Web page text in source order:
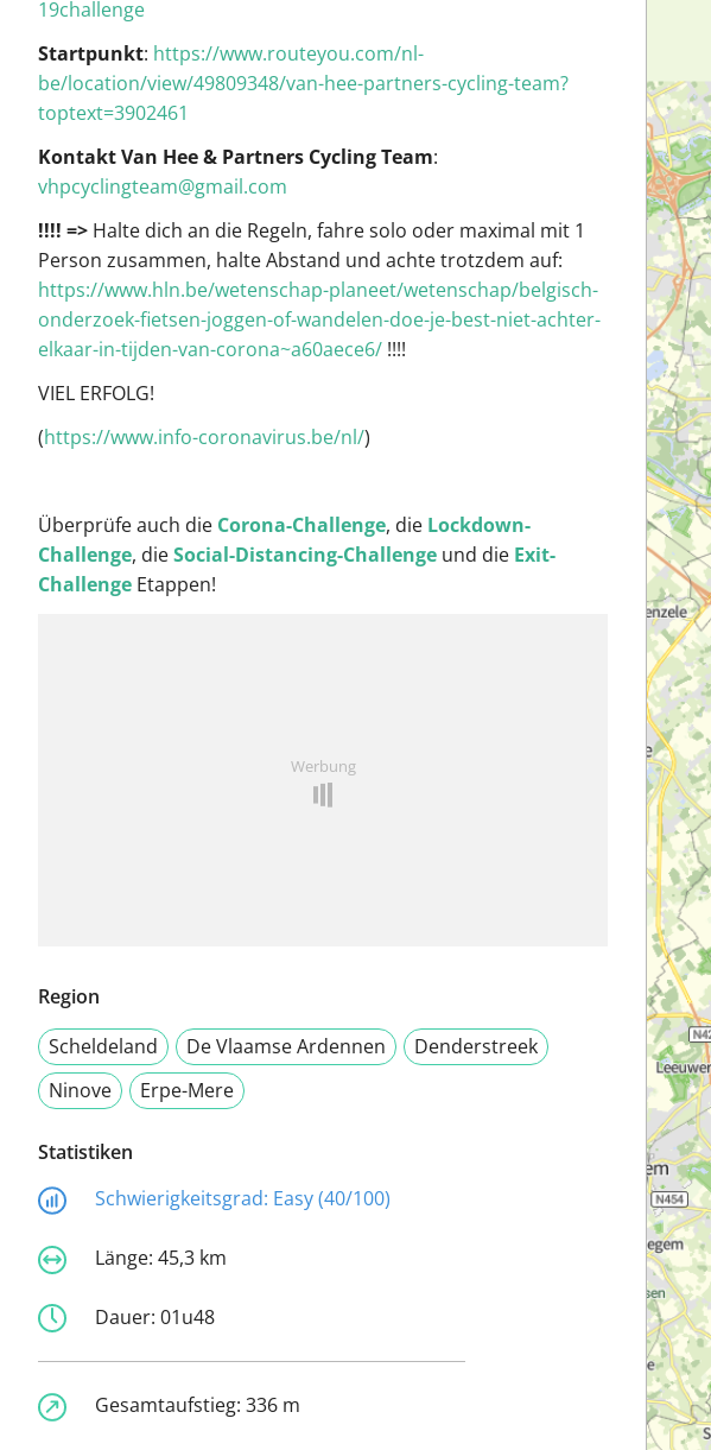
19challenge
Startpunkt: https://www.routeyou.com/nl-
be/location/view/49809348/van-hee-partners-cycling-team?
toptext=3902461
Kontakt Van Hee & Partners Cycling Team:
vhpcyclingteam@gmail.com
!!!! => Halte dich an die Regeln, fahre solo oder maximal mit 1
Person zusammen, halte Abstand und achte trotzdem auf:
https://www.hln.be/wetenschap-planeet/wetenschap/belgisch-
onderzoek-fietsen-joggen-of-wandelen-doe-je-best-niet-achter-
elkaar-in-tijden-van-corona~a60aece6/ !!!!
VIEL ERFOLG!
(https://www.info-coronavirus.be/nl/)
Überprüfe auch die Corona-Challenge, die Lockdown-
Challenge, dieSocial-Distancing-Challenge und die Exit-
Challenge Etappen!
Werbung
Region
Scheldeland
De Vlaamse Ardennen
Denderstreek
Ninove
Erpe-Mere
Statistiken
Schwierigkeitsgrad: Easy (40/100)
Länge: 45,3 km
Dauer: 01u48
Gesamtaufstieg: 336 m